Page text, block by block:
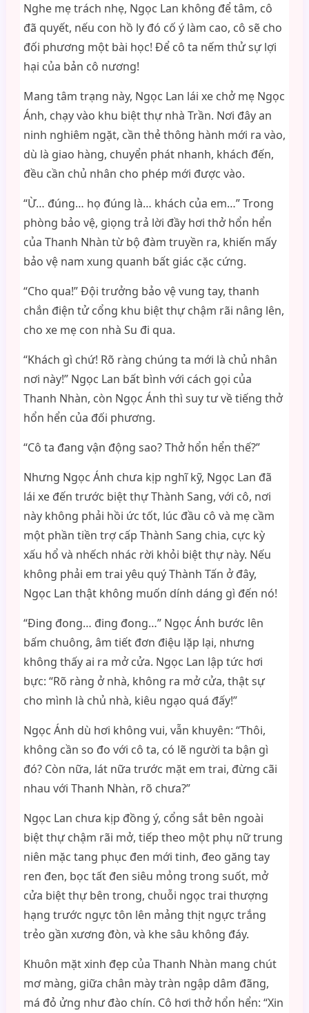
Nghe mẹ trách nhẹ, Ngọc Lan không để tâm, cô
đã quyết, nếu con hồ ly đó cố ý làm cao, cô sẽ cho
đối phương một bài học! Để cô ta nếm thử sự lợi
hại của bản cô nương!
Mang tâm trạng này, Ngọc Lan lái xe chở mẹ Ngọc
Ánh, chạy vào khu biệt thự nhà Trần. Nơi đây an
ninh nghiêm ngặt, cần thẻ thông hành mới ra vào,
dù là giao hàng, chuyển phát nhanh, khách đến,
đều cần chủ nhân cho phép mới được vào.
“Ừ… đúng… họ đúng là… khách của em…” Trong
phòng bảo vệ, giọng trả lời đầy hơi thở hổn hển
của Thanh Nhàn từ bộ đàm truyền ra, khiến mấy
bảo vệ nam xung quanh bất giác cặc cứng.
“Cho qua!” Đội trưởng bảo vệ vung tay, thanh
chắn điện tử cổng khu biệt thự chậm rãi nâng lên,
cho xe mẹ con nhà Su đi qua.
“Khách gì chứ! Rõ ràng chúng ta mới là chủ nhân
nơi này!” Ngọc Lan bất bình với cách gọi của
Thanh Nhàn, còn Ngọc Ánh thì suy tư về tiếng thở
hổn hển của đối phương.
“Cô ta đang vận động sao? Thở hổn hển thế?”
Nhưng Ngọc Ánh chưa kịp nghĩ kỹ, Ngọc Lan đã
lái xe đến trước biệt thự Thành Sang, với cô, nơi
này không phải hồi ức tốt, lúc đầu cô và mẹ cầm
một phần tiền trợ cấp Thành Sang chia, cực kỳ
xấu hổ và nhếch nhác rời khỏi biệt thự này. Nếu
không phải em trai yêu quý Thành Tấn ở đây,
Ngọc Lan thật không muốn dính dáng gì đến nó!
“Đing đong… đing đong…” Ngọc Ánh bước lên
bấm chuông, âm tiết đơn điệu lặp lại, nhưng
không thấy ai ra mở cửa. Ngọc Lan lập tức hơi
bực: “Rõ ràng ở nhà, không ra mở cửa, thật sự
cho mình là chủ nhà, kiêu ngạo quá đấy!”
Ngọc Ánh dù hơi không vui, vẫn khuyên: “Thôi,
không cần so đo với cô ta, có lẽ người ta bận gì
đó? Còn nữa, lát nữa trước mặt em trai, đừng cãi
nhau với Thanh Nhàn, rõ chưa?”
Ngọc Lan chưa kịp đồng ý, cổng sắt bên ngoài
biệt thự chậm rãi mở, tiếp theo một phụ nữ trung
niên mặc tang phục đen mới tinh, đeo găng tay
ren đen, bọc tất đen siêu mỏng trong suốt, mở
cửa biệt thự bên trong, chuỗi ngọc trai thượng
hạng trước ngực tôn lên mảng thịt ngực trắng
trẻo gần xương đòn, và khe sâu không đáy.
Khuôn mặt xinh đẹp của Thanh Nhàn mang chút
mơ màng, giữa chân mày tràn ngập dâm đãng,
má đỏ ửng như đào chín. Cô hơi thở hổn hển: “Xin